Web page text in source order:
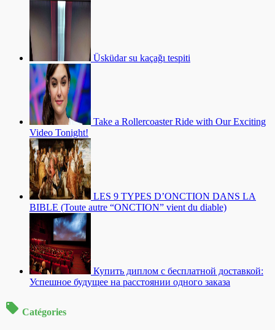
Üsküdar su kaçağı tespiti
Take a Rollercoaster Ride with Our Exciting
Video Tonight!
LES 9 TYPES D’ONCTION DANS LA
BIBLE (Toute autre “ONCTION” vient du diable)
Купить диплом с бесплатной доставкой:
Успешное будущее на расстоянии одного заказа
Catégories